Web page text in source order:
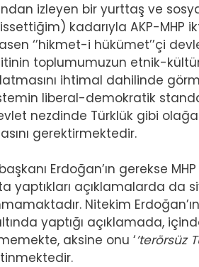
izleyen bir yurttaş ve
kadarıyla AKP-MHP
‘’hikmet-i hükümet’’çi
toplumumuzun etnik-
ihtimal dahilinde
liberal-demokratik
nezdinde Türklük gibi
gerektirmektedir.
Erdoğan’ın gerekse
yaptıkları açıklamalarda
Nitekim Erdoğan’ın
yaptığı açıklamada,
aksine onu ‘’terörsüz